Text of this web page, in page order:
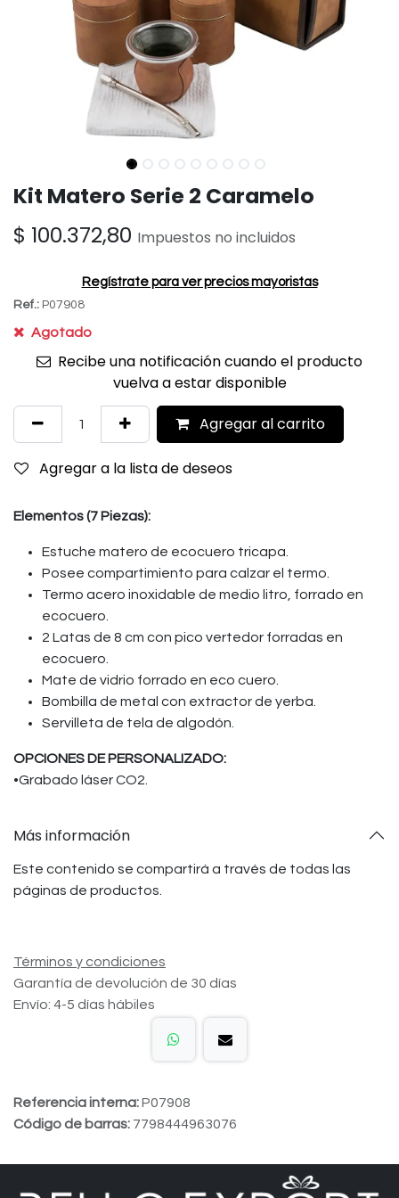
Kit Matero Serie 2 Caramelo
$ 100.372,80 Impuestos no incluidos
Regístrate para ver precios mayoristas
Ref.: P07908
Agotado
Recibe una notificación cuando el producto
vuelva a estar disponible
Agregar al carrito
Agregar a la lista de deseos
Elementos (7 Piezas):
Estuche matero de ecocuero tricapa.
Posee compartimiento para calzar el termo.
Termo acero inoxidable de medio litro, forrado en
ecocuero.
2 Latas de 8 cm con pico vertedor forradas en
ecocuero.
Mate de vidrio forrado en eco cuero.
Bombilla de metal con extractor de yerba.
Servilleta de tela de algodón.
OPCIONES DE PERSONALIZADO:
•Grabado láser CO2.
Más información
Este contenido se compartirá a través de todas las
páginas de productos.
Términos y condiciones
Garantía de devolución de 30 días
Envío: 4-5 días hábiles
Referencia interna:P07908
Código de barras: 7798444963076